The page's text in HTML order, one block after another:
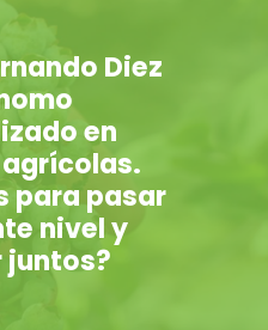
Diez
en
para pasar
nivel y